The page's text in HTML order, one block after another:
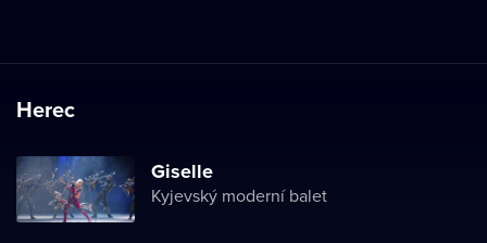
Herec
Giselle
Kyjevský moderní balet